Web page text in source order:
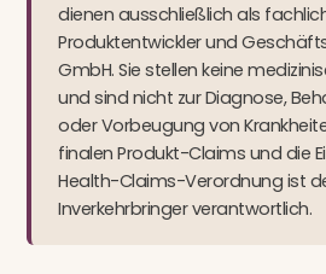
dienen ausschließlich als
Produktentwickler und
GmbH. Sie stellen keine
und sind nicht zur Diagnose,
oder Vorbeugung von
finalen Produkt-Claims und die
Health-Claims-Verordnung ist
Inverkehrbringer verantwortlich.